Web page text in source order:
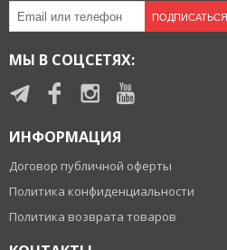
ПОДПИСАТЬСЯ
МЫ В СОЦСЕТЯХ:
ИНФОРМАЦИЯ
Договор публичной оферты
Политика конфиденциальности
Политика возврата товаров